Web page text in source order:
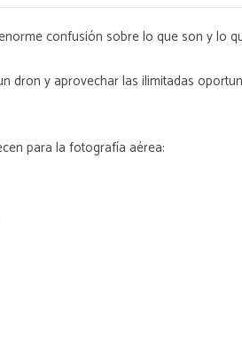
confusión sobre lo que son y lo
dron y aprovechar las ilimitadas
para la fotografía aérea: